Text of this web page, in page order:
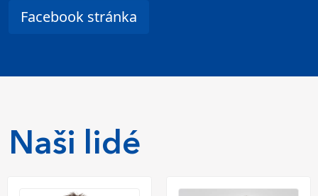
Facebook stránka
Naši lidé